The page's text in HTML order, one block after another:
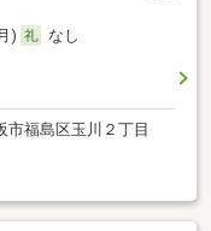
)
なし
市福島区玉川２丁目